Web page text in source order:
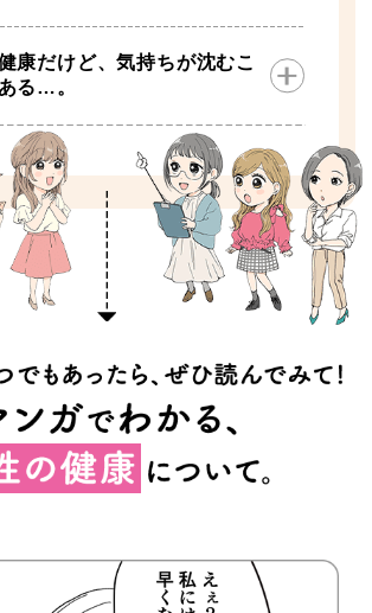
康だけど、気持ちが沈むこ
る…。